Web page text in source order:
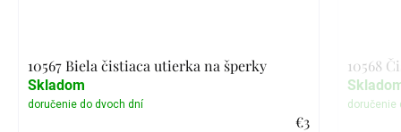
10567 Biela čistiaca utierka na šperky
€3
Skladom
10568